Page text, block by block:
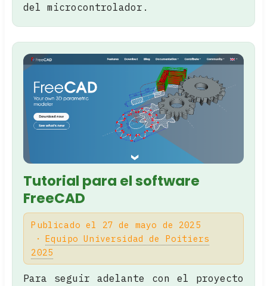
del microcontrolador.
Tutorial para el software
FreeCAD
Publicado el 27 de mayo de 2025
Equipo Universidad de Poitiers
2025
Para seguir adelante con el proyecto